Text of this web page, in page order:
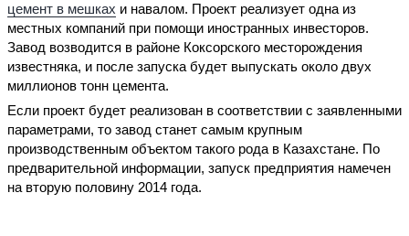
цемент в мешках и навалом. Проект реализует одна из
местных компаний при помощи иностранных инвесторов.
Завод возводится в районе Коксорского месторождения
известняка, и после запуска будет выпускать около двух
миллионов тонн цемента.
Если проект будет реализован в соответствии с заявленными
параметрами, то завод станет самым крупным
производственным объектом такого рода в Казахстане. По
предварительной информации, запуск предприятия намечен
на вторую половину 2014 года.